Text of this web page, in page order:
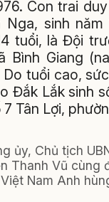
Con trai
sinh năm
tuổi, là Đội
Bình Giang
tuổi cao,
Đắk Lắk sinh
Tân Lợi,
ủy, Chủ tịch
Thanh Vũ cùng
Nam Anh